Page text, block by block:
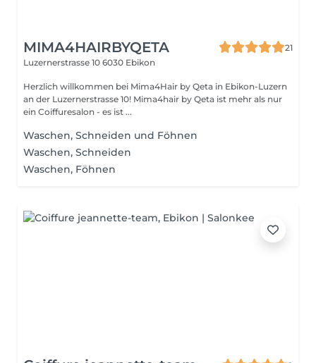
MIMA4HAIRBYQETA
21
Luzernerstrasse 10 6030 Ebikon
Herzlich willkommen bei Mima4Hair by Qeta in Ebikon-Luzern
an der Luzernerstrasse 10! Mima4hair by Qeta ist mehr als nur
ein Coiffuresalon - es ist ...
Waschen, Schneiden und Föhnen
Waschen, Schneiden
Waschen, Föhnen